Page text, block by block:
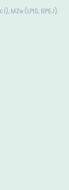
MZe (LPIS, BPEJ).